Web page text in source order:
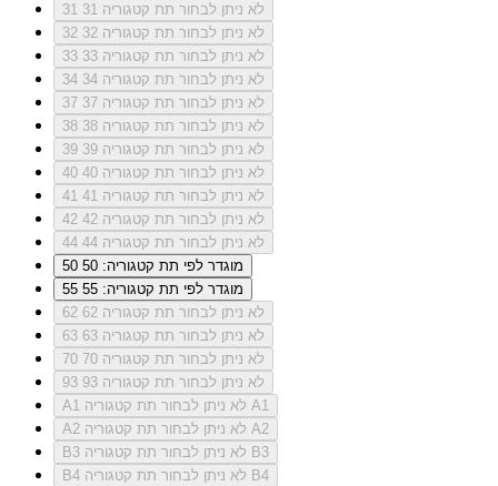
31
לא ניתן לבחור תת קטגוריה 31
32
לא ניתן לבחור תת קטגוריה 32
33
לא ניתן לבחור תת קטגוריה 33
34
לא ניתן לבחור תת קטגוריה 34
37
לא ניתן לבחור תת קטגוריה 37
38
לא ניתן לבחור תת קטגוריה 38
39
לא ניתן לבחור תת קטגוריה 39
40
לא ניתן לבחור תת קטגוריה 40
41
לא ניתן לבחור תת קטגוריה 41
42
לא ניתן לבחור תת קטגוריה 42
44
לא ניתן לבחור תת קטגוריה 44
50
מוגדר לפי תת קטגוריה: 50
55
מוגדר לפי תת קטגוריה: 55
62
לא ניתן לבחור תת קטגוריה 62
63
לא ניתן לבחור תת קטגוריה 63
70
לא ניתן לבחור תת קטגוריה 70
93
לא ניתן לבחור תת קטגוריה 93
A1
לא ניתן לבחור תת קטגוריה A1
A2
לא ניתן לבחור תת קטגוריה A2
B3
לא ניתן לבחור תת קטגוריה B3
B4
לא ניתן לבחור תת קטגוריה B4